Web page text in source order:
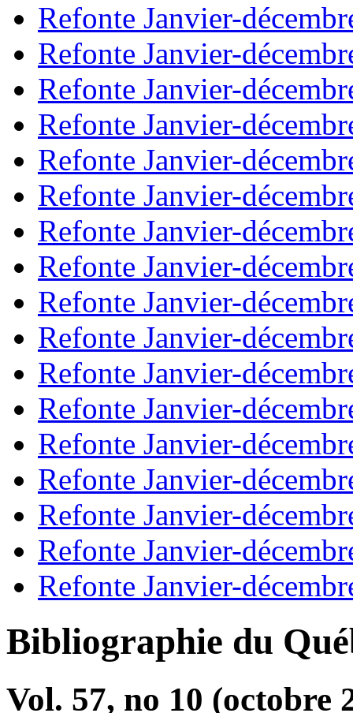
Refonte Janvier-
Refonte Janvier-
Refonte Janvier-
Refonte Janvier-
Refonte Janvier-
Refonte Janvier-
Refonte Janvier-
Refonte Janvier-
Refonte Janvier-
Refonte Janvier-
Refonte Janvier-
Refonte Janvier-
Refonte Janvier-
Refonte Janvier-
Refonte Janvier-
Refonte Janvier-
Refonte Janvier-
Bibliographie du
Vol. 57, no 10 (octobre